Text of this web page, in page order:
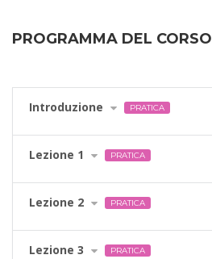
PROGRAMMA DEL CORSO
Introduzione PRATICA
Lezione 1 PRATICA
Lezione 2 PRATICA
Lezione 3 PRATICA